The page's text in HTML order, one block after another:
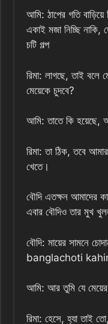
আমি: ঠাপের গতি
একাই মজা নিচ্ছি নাকি,
চটি গল্প
রিমা: লাগছে, তাই বলে
মেয়েকে চুদবে?
আমি: তাতে কি হয়েছে,
রিমা: তা ঠিক, তবে
খেতে।
বৌদি এতক্ষন আমাদের
এবার বৌদিও তার মুখ
বৌদি: মায়ের সামনে
banglachoti
আমি: আর তুমি যে মেয়ের
রিমা: হেসে, হ্যা তাই